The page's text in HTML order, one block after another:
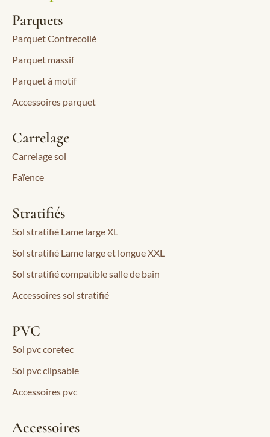
Parquets
Parquet Contrecollé
Parquet massif
Parquet à motif
Accessoires parquet
Carrelage
Carrelage sol
Faïence
Stratifiés
Sol stratifié Lame large XL
Sol stratifié Lame large et longue XXL
Sol stratifié compatible salle de bain
Accessoires sol stratifié
PVC
Sol pvc coretec
Sol pvc clipsable
Accessoires pvc
Accessoires